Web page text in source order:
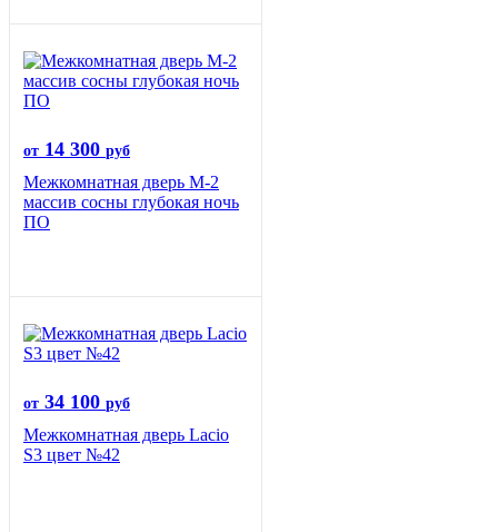
от 14 300 руб
Межкомнатная дверь М-2
массив сосны глубокая ночь
ПО
от 34 100 руб
Межкомнатная дверь Lacio
S3 цвет №42